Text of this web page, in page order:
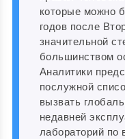
которые можно
годов после
значительной
большинством
Аналитики
послужной
вызвать
недавней
лабораторий по